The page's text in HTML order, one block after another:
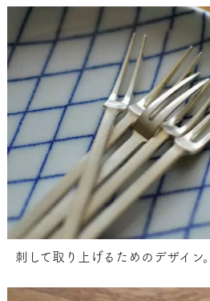
刺して取り上げるためのデザイン。